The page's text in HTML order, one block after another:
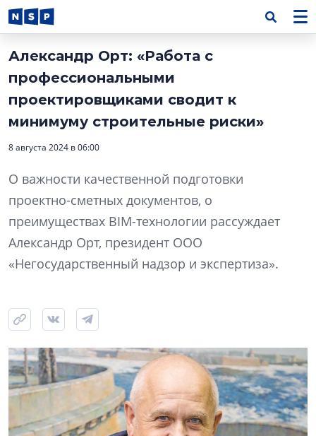
Александр Орт: «Работа с
профессиональными
проектировщиками сводит к
минимуму строительные риски»
8 августа 2024 в 06:00
О важности качественной подготовки
проектно-сметных документов, о
преимуществах BIM-технологии рассуждает
Александр Орт, президент ООО
«Негосударственный надзор и экспертиза».